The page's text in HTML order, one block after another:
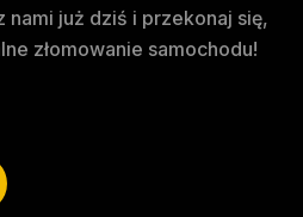
nami już dziś i przekonaj się,
złomowanie samochodu!